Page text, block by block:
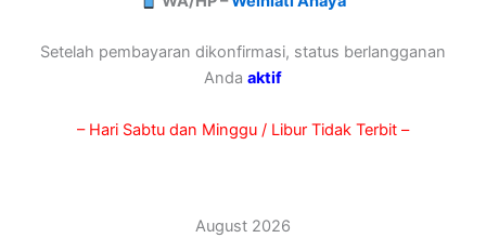
Setelah pembayaran dikonfirmasi, status berlangganan
Anda aktif
– Hari Sabtu dan Minggu / Libur Tidak Terbit –
August 2026